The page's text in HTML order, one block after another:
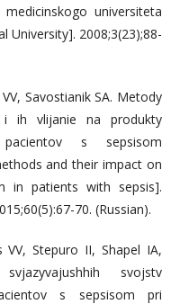
universiteta
University]. 2008;3(23);88-
Savostianik SA. Metody
i ih vlijanie na produkty
s sepsisom
and their impact on
in patients with sepsis].
70. (Russian).
VV, Stepuro II, Shapel IA,
svojstv
s sepsisom pri